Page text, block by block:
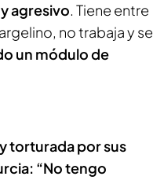
agresivo. Tiene entre
no trabaja y se
un módulo de
torturada por sus
“No tengo